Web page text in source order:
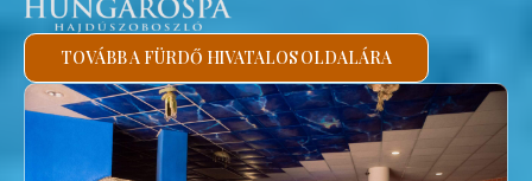
TOVÁBB A FÜRDŐ HIVATALOS OLDALÁRA